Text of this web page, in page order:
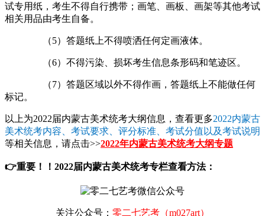
试专用纸，考生不得自行携带；画笔、画板、画架等其他考试
相关用品由考生自备。
（5）答题纸上不得喷洒任何定画液体。
（6）不得污染、损坏考生信息条形码和笔迹区。
（7）答题区域以外不得作画，答题纸上不能做任何
标记。
以上为2022届内蒙古美术统考大纲信息，查看更多2022内蒙古
美术统考内容、考试要求、评分标准、考试分值以及考试说明
等相关信息，请点击>>2022年内蒙古美术统考大纲专题
👉重要！！2022届内蒙古美术统考专栏查看方法：
关注公众号： 零二七艺考（m027art）